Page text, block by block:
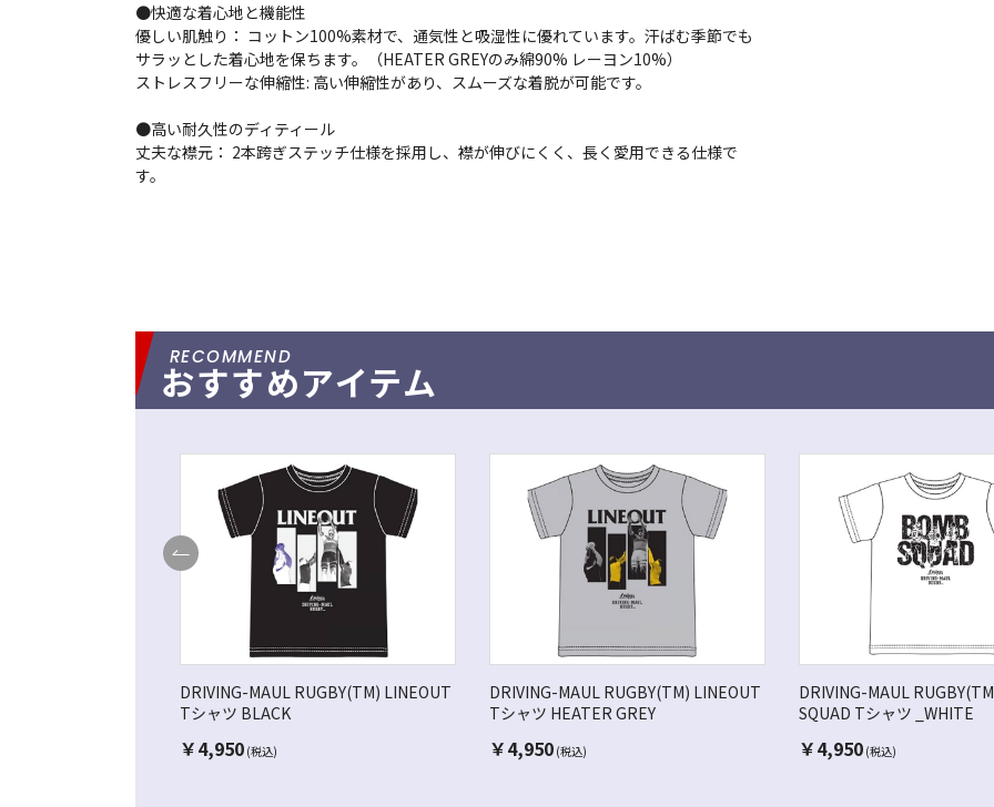
●快適な着心地と機能性
優しい肌触り： コットン100%素材で、通気性と吸湿性に優れています。汗ばむ季節でも
サラッとした着心地を保ちます。（HEATER GREYのみ綿90% レーヨン10%）
ストレスフリーな伸縮性: 高い伸縮性があり、スムーズな着脱が可能です。
●高い耐久性のディティール
丈夫な襟元： 2本跨ぎステッチ仕様を採用し、襟が伸びにくく、長く愛用できる仕様で
す。
おすすめアイテム
DRIVING-MAUL RUGBY(TM) LINEOUT
Tシャツ BLACK
￥4,950 (税込)
DRIVING-MAUL RUGBY(TM) LINEOUT
Tシャツ HEATER GREY
￥4,950 (税込)
DRIVING-MAUL
SQUAD Tシャツ _WHITE
￥4,950 (税込)